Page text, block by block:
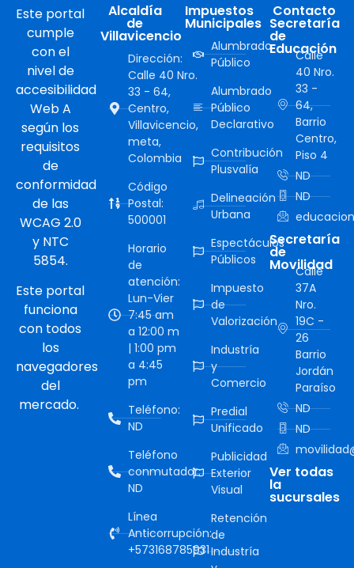
Este portal
cumple
con el
nivel de
accesibilidad
Web A
según los
requisitos
de
conformidad
de las
WCAG 2.0
y NTC
5854.
Este portal
funciona
con todos
los
navegadores
del
mercado.
Alcaldía
de
Villavicencio
Dirección:
Calle 40 Nro.
33 - 64,
Centro,
Villavicencio,
meta,
Colombia
Código
Postal:
500001
Horario
de
atención:
Lun-Vier
7:45 am
a 12:00 m
| 1:00 pm
a 4:45
pm
Teléfono:
ND
Teléfono
conmutador:
ND
Línea
Anticorrupción:
+573168785931
Impuestos
Municipales
Alumbrado
Público
Alumbrado
Público
Declarativo
Contribución
Plusvalía
Delineación
Urbana
Espectáculos
Públicos
Impuesto
de
Valorización
Industría
y
Comercio
Predial
Unificado
Publicidad
Exterior
Visual
Retención
de
Industría
Contacto
Secretaría
de
Educación
Calle
40 Nro.
33 -
64,
Barrio
Centro,
Piso 4
ND
ND
Secretaría
de
Movilidad
Calle
37A
Nro.
19C -
26
Barrio
Jordán
Paraíso
ND
ND
Ver todas
la
sucursales